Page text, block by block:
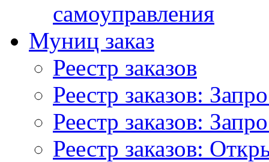
самоуправления
Муниц заказ
Реестр заказов
Реестр заказов:
Реестр заказов:
Реестр заказов: